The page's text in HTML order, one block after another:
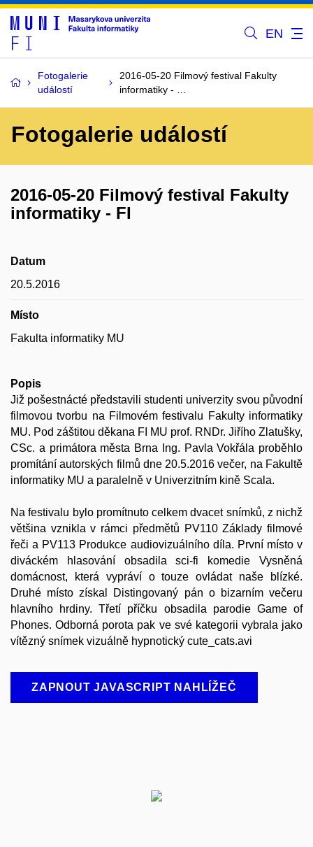
EN
Fotogalerie
událostí
2016-05-20 Filmový festival Fakulty
informatiky - …
Fotogalerie událostí
2016-05-20 Filmový festival Fakulty
informatiky - FI
Datum
20.5.2016
Místo
Fakulta informatiky MU
Popis
Již pošestnácté představili studenti univerzity svou původní
filmovou tvorbu na Filmovém festivalu Fakulty informatiky
MU. Pod záštitou děkana FI MU prof. RNDr. Jiřího Zlatušky,
CSc. a primátora města Brna Ing. Pavla Vokřála proběhlo
promítání autorských filmů dne 20.5.2016 večer, na Fakultě
informatiky MU a paralelně v Univerzitním kině Scala.
Na festivalu bylo promítnuto celkem dvacet snímků, z nichž
většina vznikla v rámci předmětů PV110 Základy filmové
řeči a PV113 Produkce audiovizuálního díla. První místo v
diváckém hlasování obsadila sci-fi komedie Vysněná
domácnost, která vypráví o touze ovládat naše blízké.
Druhé místo získal Distingovaný pán o bizarním večeru
hlavního hrdiny. Třetí příčku obsadila parodie Game of
Phones. Odborná porota pak ve své kategorii vybrala jako
vítězný snímek vizuálně hypnotický cute_cats.avi
ZAPNOUT JAVASCRIPT NAHLÍŽEČ